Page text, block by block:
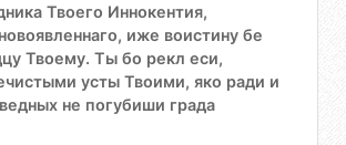
Твоего Иннокентия,
иже воистину бе
Твоему. Ты бо рекл еси,
усты Твоими, яко ради и
не погубиши града